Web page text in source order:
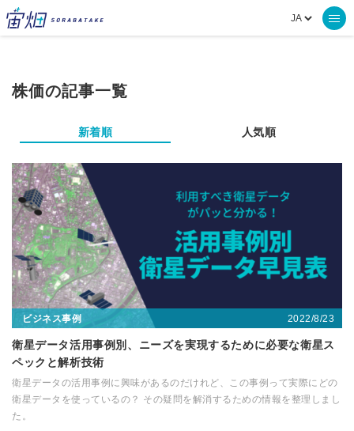
株価の記事一覧
新着順 人気順
ビジネス事例 2022/8/23
衛星データ活用事例別、ニーズを実現するために必要な衛星ス
ペックと解析技術
衛星データの活用事例に興味があるのだけれど、この事例って実際にどの
衛星データを使っているの？ その疑問を解消するための情報を整理しまし
た。